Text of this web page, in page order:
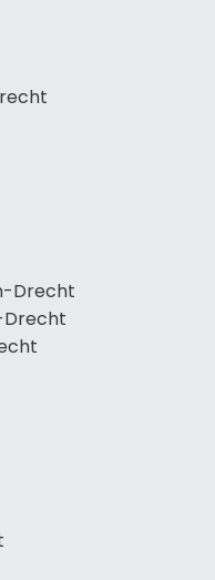
Drecht
Drecht